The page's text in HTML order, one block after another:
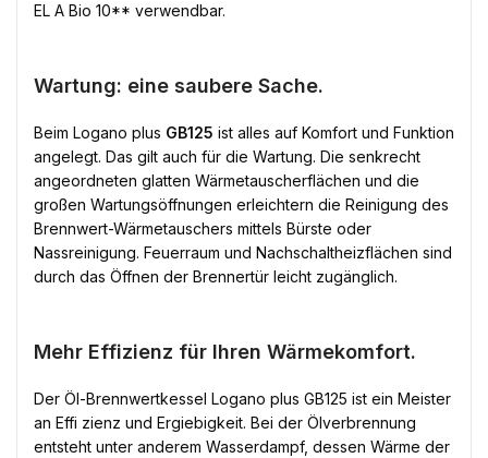
EL A Bio 10** verwendbar.
Wartung: eine saubere Sache.
Beim Logano plus GB125 ist alles auf Komfort und Funktion
angelegt. Das gilt auch für die Wartung. Die senkrecht
angeordneten glatten Wärmetauscherflächen und die
großen Wartungsöffnungen erleichtern die Reinigung des
Brennwert-Wärmetauschers mittels Bürste oder
Nassreinigung. Feuerraum und Nachschaltheizflächen sind
durch das Öffnen der Brennertür leicht zugänglich.
Mehr Effizienz für Ihren Wärmekomfort.
Der Öl-Brennwertkessel Logano plus GB125 ist ein Meister
an Effi zienz und Ergiebigkeit. Bei der Ölverbrennung
entsteht unter anderem Wasserdampf, dessen Wärme der